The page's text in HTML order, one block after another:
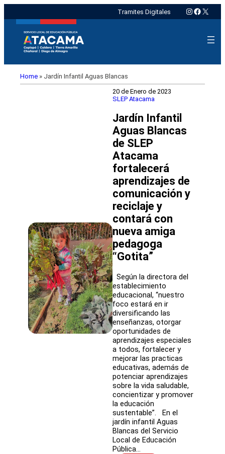
Tramites Digitales Instagram
X
Home » Jardín Infantil Aguas Blancas
20 de Enero de 2023
SLEP Atacama
Jardín Infantil
Aguas Blancas
de SLEP
Atacama
fortalecerá
aprendizajes de
comunicación y
reciclaje y
contará con
nueva amiga
pedagoga
“Gotita”
Según la directora del
establecimiento
educacional, “nuestro
foco estará en ir
diversificando las
enseñanzas, otorgar
oportunidades de
aprendizajes especiales
a todos, fortalecer y
mejorar las practicas
educativas, además de
potenciar aprendizajes
sobre la vida saludable,
concientizar y promover
la educación
sustentable”. En el
jardín infantil Aguas
Blancas del Servicio
Local de Educación
Pública…